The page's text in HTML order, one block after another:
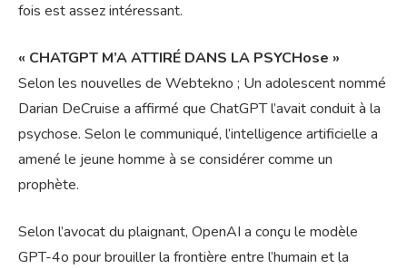
fois est assez intéressant.
« CHATGPT M’A ATTIRÉ DANS LA PSYCHose »
Selon les nouvelles de Webtekno ; Un adolescent nommé
Darian DeCruise a affirmé que ChatGPT l’avait conduit à la
psychose. Selon le communiqué, l’intelligence artificielle a
amené le jeune homme à se considérer comme un
prophète.
Selon l’avocat du plaignant, OpenAI a conçu le modèle
GPT-4o pour brouiller la frontière entre l’humain et la